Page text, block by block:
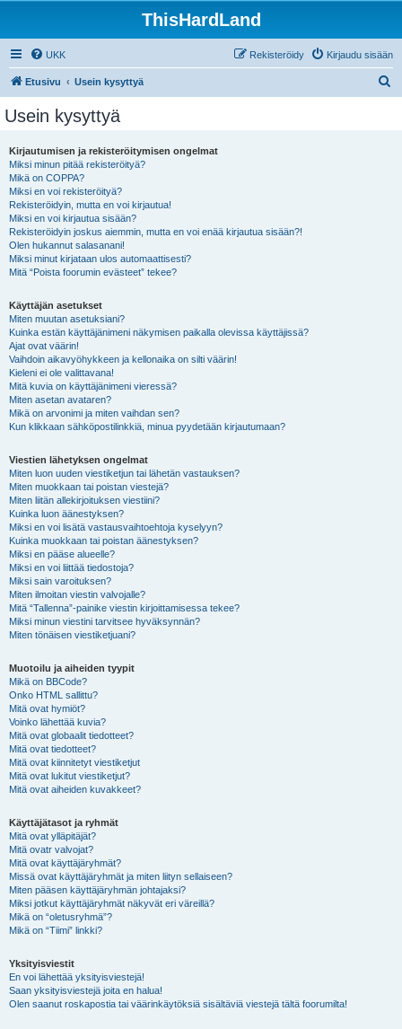
ThisHardLand
UKK Kirjaudu sisään
Rekisteröidy
Etusivu Usein kysyttyä
Usein kysyttyä
Kirjautumisen ja rekisteröitymisen ongelmat
Miksi minun pitää rekisteröityä?
Mikä on COPPA?
Miksi en voi rekisteröityä?
Rekisteröidyin, mutta en voi kirjautua!
Miksi en voi kirjautua sisään?
Rekisteröidyin joskus aiemmin, mutta en voi enää kirjautua sisään?!
Olen hukannut salasanani!
Miksi minut kirjataan ulos automaattisesti?
Mitä “Poista foorumin evästeet” tekee?
Käyttäjän asetukset
Miten muutan asetuksiani?
Kuinka estän käyttäjänimeni näkymisen paikalla olevissa käyttäjissä?
Ajat ovat väärin!
Vaihdoin aikavyöhykkeen ja kellonaika on silti väärin!
Kieleni ei ole valittavana!
Mitä kuvia on käyttäjänimeni vieressä?
Miten asetan avataren?
Mikä on arvonimi ja miten vaihdan sen?
Kun klikkaan sähköpostilinkkiä, minua pyydetään kirjautumaan?
Viestien lähetyksen ongelmat
Miten luon uuden viestiketjun tai lähetän vastauksen?
Miten muokkaan tai poistan viestejä?
Miten liitän allekirjoituksen viestiini?
Kuinka luon äänestyksen?
Miksi en voi lisätä vastausvaihtoehtoja kyselyyn?
Kuinka muokkaan tai poistan äänestyksen?
Miksi en pääse alueelle?
Miksi en voi liittää tiedostoja?
Miksi sain varoituksen?
Miten ilmoitan viestin valvojalle?
Mitä “Tallenna”-painike viestin kirjoittamisessa tekee?
Miksi minun viestini tarvitsee hyväksynnän?
Miten tönäisen viestiketjuani?
Muotoilu ja aiheiden tyypit
Mikä on BBCode?
Onko HTML sallittu?
Mitä ovat hymiöt?
Voinko lähettää kuvia?
Mitä ovat globaalit tiedotteet?
Mitä ovat tiedotteet?
Mitä ovat kiinnitetyt viestiketjut
Mitä ovat lukitut viestiketjut?
Mitä ovat aiheiden kuvakkeet?
Käyttäjätasot ja ryhmät
Mitä ovat ylläpitäjät?
Mitä ovatr valvojat?
Mitä ovat käyttäjäryhmät?
Missä ovat käyttäjäryhmät ja miten liityn sellaiseen?
Miten pääsen käyttäjäryhmän johtajaksi?
Miksi jotkut käyttäjäryhmät näkyvät eri väreillä?
Mikä on “oletusryhmä”?
Mikä on “Tiimi” linkki?
Yksityisviestit
En voi lähettää yksityisviestejä!
Saan yksityisviestejä joita en halua!
Olen saanut roskapostia tai väärinkäytöksiä sisältäviä viestejä tältä foorumilta!